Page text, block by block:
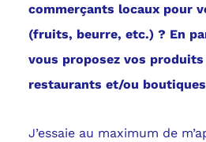
commerçants locaux pour
(fruits, beurre, etc.) ? En
vous proposez vos produits
restaurants et/ou
J’essaie au maximum de